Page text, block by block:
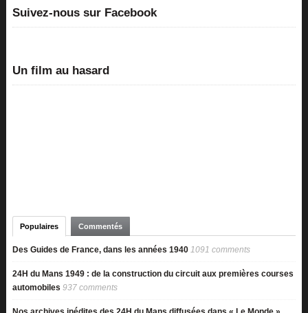
Suivez-nous sur Facebook
Un film au hasard
Populaires Commentés
Des Guides de France, dans les années 1940 1091 comments
24H du Mans 1949 : de la construction du circuit aux premières courses
automobiles 937 comments